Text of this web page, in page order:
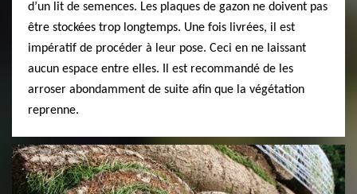
d’un lit de semences. Les plaques de gazon ne doivent pas
être stockées trop longtemps. Une fois livrées, il est
impératif de procéder à leur pose. Ceci en ne laissant
aucun espace entre elles. Il est recommandé de les
arroser abondamment de suite afin que la végétation
reprenne.